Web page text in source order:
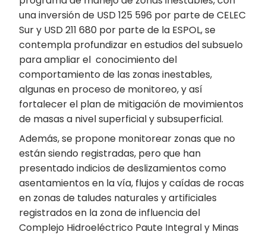
una inversión de USD 125 596 por parte de CELEC
Sur y USD 211 680 por parte de la ESPOL, se
contempla profundizar en estudios del subsuelo
para ampliar el conocimiento del
comportamiento de las zonas inestables,
algunas en proceso de monitoreo, y así
fortalecer el plan de mitigación de movimientos
de masas a nivel superficial y subsuperficial.
Además, se propone monitorear zonas que no
están siendo registradas, pero que han
presentado indicios de deslizamientos como
asentamientos en la vía, flujos y caídas de rocas
en zonas de taludes naturales y artificiales
registrados en la zona de influencia del
Complejo Hidroeléctrico Paute Integral y Minas